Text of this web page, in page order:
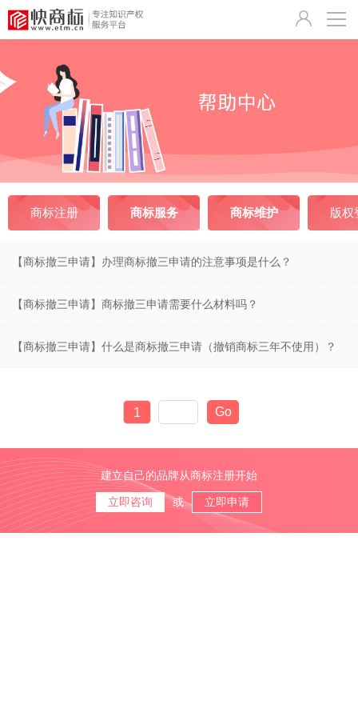
商标注册 商标服务 商标维护 版权
【商标撤三申请】办理商标撤三申请的注意事项是什么？
【商标撤三申请】商标撤三申请需要什么材料吗？
【商标撤三申请】什么是商标撤三申请（撤销商标三年不使用）？
1
建立自己的品牌从商标注册开始
立即咨询 或 立即申请